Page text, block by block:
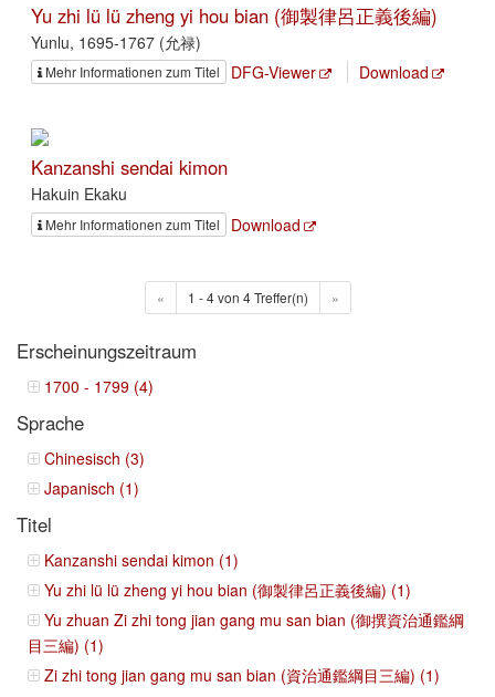
Yu zhi lü lü zheng yi hou bian (御製律呂正義後編)
Yunlu, 1695-1767 (允禄)
Mehr Informationen zum Titel DFG-Viewer Download
Kanzanshi sendai kimon
Hakuin Ekaku
Mehr Informationen zum Titel Download
« 1 - 4 von 4 Treffer(n) »
Erscheinungszeitraum
1700 - 1799 (4)
Sprache
Chinesisch (3)
Japanisch (1)
Titel
Kanzanshi sendai kimon (1)
Yu zhi lü lü zheng yi hou bian (御製律呂正義後編) (1)
Yu zhuan Zi zhi tong jian gang mu san bian (御撰資治通鑑綱
目三編) (1)
Zi zhi tong jian gang mu san bian (資治通鑑綱目三編) (1)